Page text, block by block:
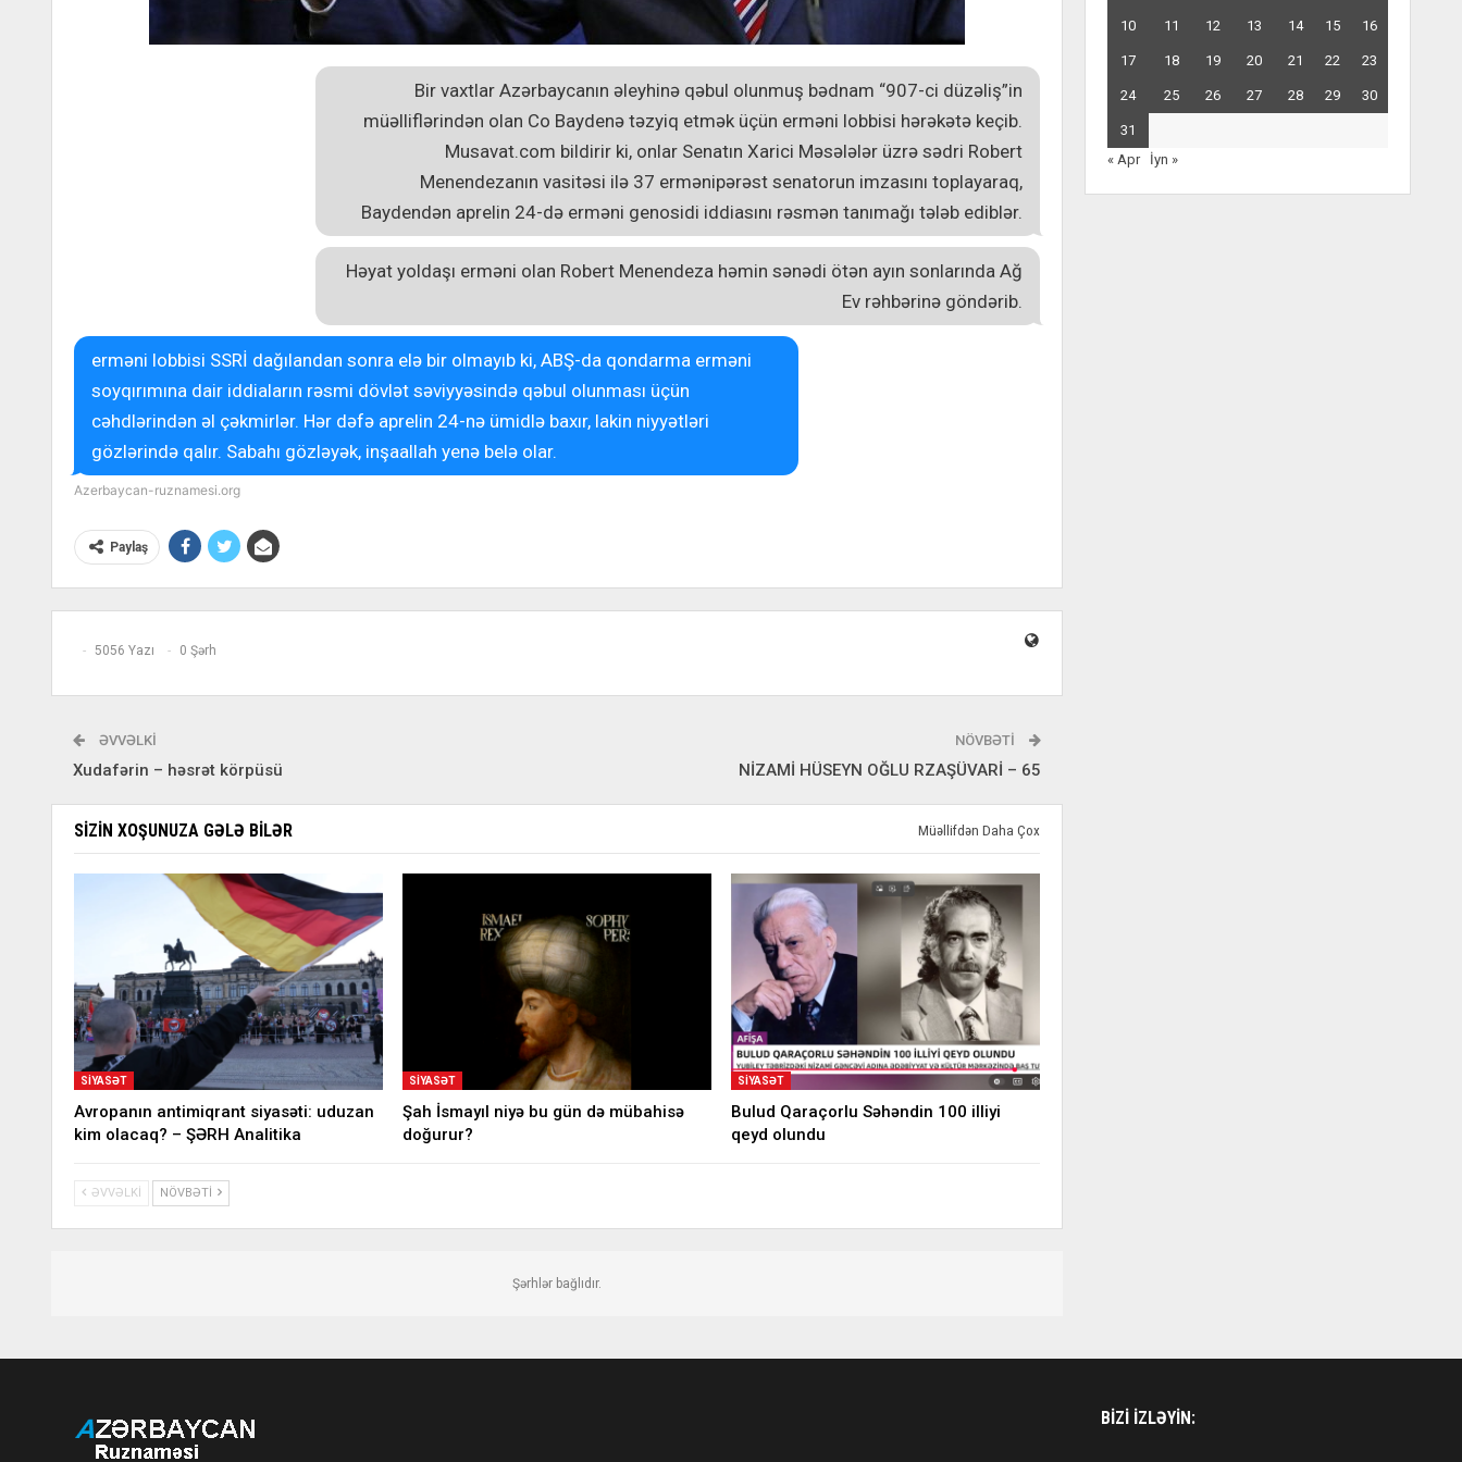
Bir vaxtlar Azərbaycanın əleyhinə qəbul olunmuş bədnam “907-ci düzəliş”in
müəlliflərindən olan Co Baydenə təzyiq etmək üçün erməni lobbisi hərəkətə keçib.
Musavat.com bildirir ki, onlar Senatın Xarici Məsələlər üzrə sədri Robert
Menendezanın vasitəsi ilə 37 ermənipərəst senatorun imzasını toplayaraq,
Baydendən aprelin 24-də erməni genosidi iddiasını rəsmən tanımağı tələb ediblər.
Həyat yoldaşı erməni olan Robert Menendeza həmin sənədi ötən ayın sonlarında Ağ
Ev rəhbərinə göndərib.
Azerbaycan-ruznamesi.org
erməni lobbisi SSRİ dağılandan sonra elə bir olmayıb ki, ABŞ-da qondarma erməni
soyqırımına dair iddiaların rəsmi dövlət səviyyəsində qəbul olunması üçün
cəhdlərindən əl çəkmirlər. Hər dəfə aprelin 24-nə ümidlə baxır, lakin niyyətləri
gözlərində qalır. Sabahı gözləyək, inşaallah yenə belə olar.
Paylaş
5056 Yazı 0 Şərh
ƏVVƏLKI
Xudafərin – həsrət körpüsü
NÖVBƏTI
NİZAMİ HÜSEYN OĞLU RZAŞÜVARİ – 65
SIZIN XOŞUNUZA GƏLƏ BILƏR Müəllifdən Daha Çox
SIYASƏT
Avropanın antimiqrant siyasəti: uduzan
kim olacaq? – ŞƏRH Analitika
SIYASƏT
Şah İsmayıl niyə bu gün də mübahisə
doğurur?
SIYASƏT
Bulud Qaraçorlu Səhəndin 100 illiyi
qeyd olundu
ƏVVƏLKI NÖVBƏTI
Şərhlər bağlıdır.
10 11 12 13 14 15 16
17 18 19 20 21 22 23
24 25 26 27 28 29 30
31
« Apr
İyn »
BIZI IZLƏYIN: